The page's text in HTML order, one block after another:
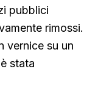
pubblici
rimossi.
vernice su un
stata